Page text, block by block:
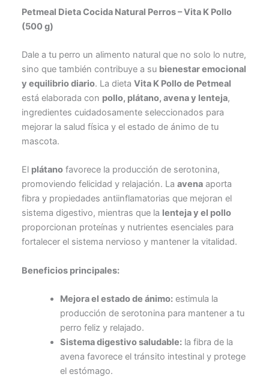
Petmeal Dieta Cocida Natural Perros – Vita K Pollo
(500 g)
Dale a tu perro un alimento natural que no solo lo nutre,
sino que también contribuye a su bienestar emocional
y equilibrio diario. La dieta Vita K Pollo de Petmeal
está elaborada con pollo, plátano, avena y lenteja,
ingredientes cuidadosamente seleccionados para
mejorar la salud física y el estado de ánimo de tu
mascota.
El plátano favorece la producción de serotonina,
promoviendo felicidad y relajación. La avena aporta
fibra y propiedades antiinflamatorias que mejoran el
sistema digestivo, mientras que la lenteja y el pollo
proporcionan proteínas y nutrientes esenciales para
fortalecer el sistema nervioso y mantener la vitalidad.
Beneficios principales:
Mejora el estado de ánimo:estimula la
producción de serotonina para mantener a tu
perro feliz y relajado.
Sistema digestivo saludable:la fibra de la
avena favorece el tránsito intestinal y protege
el estómago.